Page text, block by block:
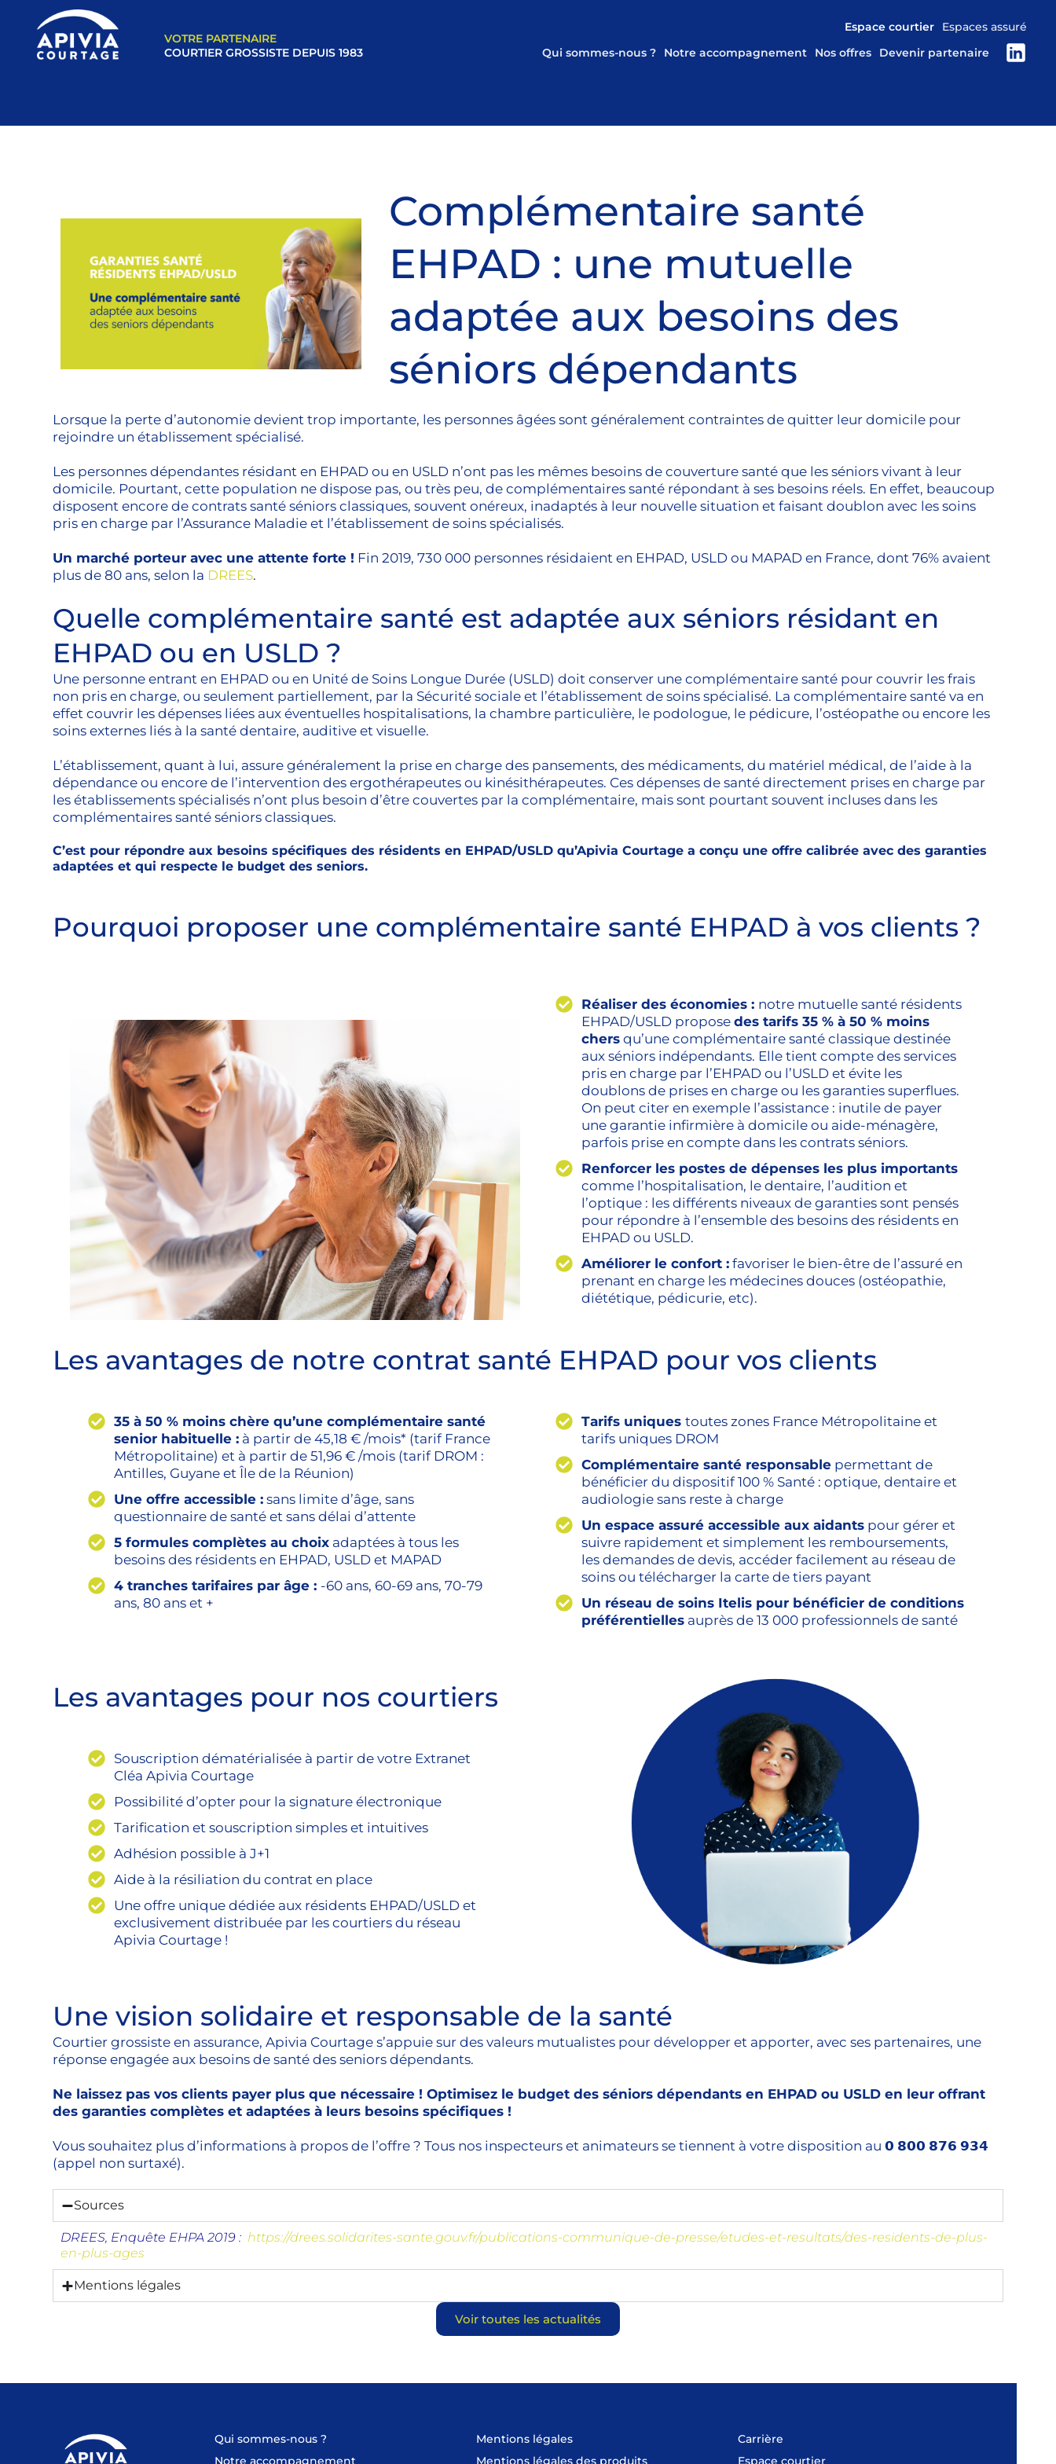
VOTRE PARTENAIRE
COURTIER GROSSISTE DEPUIS 1983
Espace courtier
Espaces assuré
Qui sommes-nous ?
Notre accompagnement Nos offres Devenir partenaire
Complémentaire santé
EHPAD : une mutuelle
adaptée aux besoins des
séniors dépendants
Lorsque la perte d’autonomie devient trop importante, les personnes âgées sont généralement contraintes de quitter leur domicile pour
rejoindre un établissement spécialisé.
Les personnes dépendantes résidant en EHPAD ou en USLD n’ont pas les mêmes besoins de couverture santé que les séniors vivant à leur
domicile. Pourtant, cette population ne dispose pas, ou très peu, de complémentaires santé répondant à ses besoins réels. En effet, beaucoup
disposent encore de contrats santé séniors classiques, souvent onéreux, inadaptés à leur nouvelle situation et faisant doublon avec les soins
pris en charge par l’Assurance Maladie et l’établissement de soins spécialisés.
Un marché porteur avec une attente forte ! Fin 2019, 730 000 personnes résidaient en EHPAD, USLD ou MAPAD en France, dont 76% avaient
plus de 80 ans, selon la DREES.
Quelle complémentaire santé est adaptée aux séniors résidant en
EHPAD ou en USLD ?
Une personne entrant en EHPAD ou en Unité de Soins Longue Durée (USLD) doit conserver une complémentaire santé pour couvrir les frais
non pris en charge, ou seulement partiellement, par la Sécurité sociale et l’établissement de soins spécialisé. La complémentaire santé va en
effet couvrir les dépenses liées aux éventuelles hospitalisations, la chambre particulière, le podologue, le pédicure, l’ostéopathe ou encore les
soins externes liés à la santé dentaire, auditive et visuelle.
L’établissement, quant à lui, assure généralement la prise en charge des pansements, des médicaments, du matériel médical, de l’aide à la
dépendance ou encore de l’intervention des ergothérapeutes ou kinésithérapeutes. Ces dépenses de santé directement prises en charge par
les établissements spécialisés n’ont plus besoin d’être couvertes par la complémentaire, mais sont pourtant souvent incluses dans les
complémentaires santé séniors classiques.
C’est pour répondre aux besoins spécifiques des résidents en EHPAD/USLD qu’Apivia Courtage a conçu une offre calibrée avec des garanties
adaptées et qui respecte le budget des seniors.
Pourquoi proposer une complémentaire santé EHPAD à vos clients ?
Réaliser des économies : notre mutuelle santé résidents
EHPAD/USLD propose des tarifs 35 % à 50 % moins
chersqu’une complémentaire santé classique destinée
aux séniors indépendants. Elle tient compte des services
pris en charge par l’EHPAD ou l’USLD et évite les
doublons de prises en charge ou les garanties superflues.
On peut citer en exemple l’assistance : inutile de payer
une garantie infirmière à domicile ou aide-ménagère,
parfois prise en compte dans les contrats séniors.
Renforcer les postes de dépenses les plus importants
comme l’hospitalisation, le dentaire, l’audition et
l’optique : les différents niveaux de garanties sont pensés
pour répondre à l’ensemble des besoins des résidents en
EHPAD ou USLD.
Améliorer le confort :favoriser le bien-être de l’assuré en
prenant en charge les médecines douces (ostéopathie,
diététique, pédicurie, etc).
Les avantages de notre contrat santé EHPAD pour vos clients
35 à 50 % moins chère qu’une complémentaire santé
senior habituelle :à partir de 45,18 € /mois* (tarif France
Métropolitaine) et à partir de 51,96 € /mois (tarif DROM :
Antilles, Guyane et Île de la Réunion)
Une offre accessible :sans limite d’âge, sans
questionnaire de santé et sans délai d’attente
5 formules complètes au choixadaptées à tous les
besoins des résidents en EHPAD, USLD et MAPAD
4 tranches tarifaires par âge : -60 ans, 60-69 ans, 70-79
ans, 80 ans et +
Tarifs uniques toutes zones France Métropolitaine et
tarifs uniques DROM
Complémentaire santé responsablepermettant de
bénéficier du dispositif 100 % Santé : optique, dentaire et
audiologie sans reste à charge
Un espace assuré accessible aux aidantspour gérer et
suivre rapidement et simplement les remboursements,
les demandes de devis, accéder facilement au réseau de
soins ou télécharger la carte de tiers payant
Un réseau de soins Itelis pour bénéficier de conditions
préférentiellesauprès de 13 000 professionnels de santé
Les avantages pour nos courtiers
Souscription dématérialisée à partir de votre Extranet
Cléa Apivia Courtage
Possibilité d’opter pour la signature électronique
Tarification et souscription simples et intuitives
Adhésion possible à J+1
Aide à la résiliation du contrat en place
Une offre unique dédiée aux résidents EHPAD/USLD et
exclusivement distribuée par les courtiers du réseau
Apivia Courtage !
Une vision solidaire et responsable de la santé
Courtier grossiste en assurance, Apivia Courtage s’appuie sur des valeurs mutualistes pour développer et apporter, avec ses partenaires, une
réponse engagée aux besoins de santé des seniors dépendants.
Ne laissez pas vos clients payer plus que nécessaire ! Optimisez le budget des séniors dépendants en EHPAD ou USLD en leur offrant
des garanties complètes et adaptées à leurs besoins spécifiques !
Vous souhaitez plus d’informations à propos de l’offre ? Tous nos inspecteurs et animateurs se tiennent à votre disposition au 𝟬 𝟴𝟬𝟬 𝟴𝟳𝟲 𝟵𝟯𝟰
(appel non surtaxé).
Sources
DREES, Enquête EHPA 2019 : https://drees.solidarites-sante.gouv.fr/publications-communique-de-presse/etudes-et-resultats/des-residents-de-plus-
en-plus-ages
Mentions légales
Voir toutes les actualités
Qui sommes-nous ?
Notre accompagnement
Mentions légales
Mentions légales des produits
Carrière
Espace courtier